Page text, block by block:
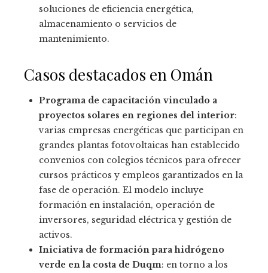
soluciones de eficiencia energética,
almacenamiento o servicios de
mantenimiento.
Casos destacados en Omán
Programa de capacitación vinculado a
proyectos solares en regiones del interior:
varias empresas energéticas que participan en
grandes plantas fotovoltaicas han establecido
convenios con colegios técnicos para ofrecer
cursos prácticos y empleos garantizados en la
fase de operación. El modelo incluye
formación en instalación, operación de
inversores, seguridad eléctrica y gestión de
activos.
Iniciativa de formación para hidrógeno
verde en la costa de Duqm: en torno a los